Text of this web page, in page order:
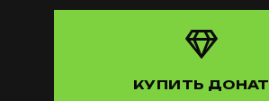
КУПИТЬ ДОНАТ